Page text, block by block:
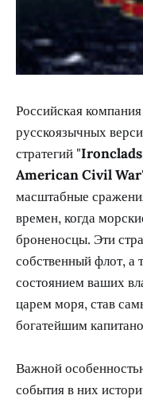
Российская
русскоязычных
стратегий "
American Civil War
масштабные
времен, когда
броненосцы. Эти
собственный флот, а
состоянием ваших
царем моря, став
богатейшим
Важной
события в них